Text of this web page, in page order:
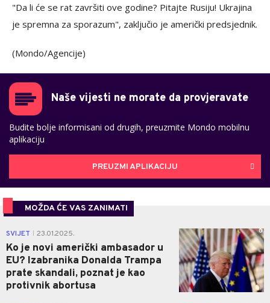
"Da li će se rat završiti ove godine? Pitajte Rusiju! Ukrajina
je spremna za sporazum", zaključio je američki predsjednik.
(Mondo/Agencije)
Naše vijesti ne morate da provjeravate
Budite bolje informisani od drugih, preuzmite Mondo mobilnu
aplikaciju
PREUZMI APLIKACIJU
MOŽDA ĆE VAS ZANIMATI
SVIJET 23.01.2025.
Ko je novi američki ambasador u
EU? Izabranika Donalda Trampa
prate skandali, poznat je kao
protivnik abortusa
0